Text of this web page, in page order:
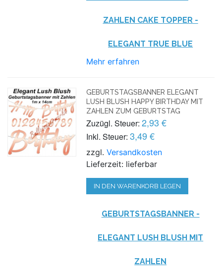
ZAHLEN CAKE TOPPER-
ELEGANT TRUE BLUE
Mehr erfahren
GEBURTSTAGSBANNER ELEGANT
LUSH BLUSH HAPPY BIRTHDAY MIT
ZAHLEN ZUM GEBURTSTAG
Zuzügl. Steuer: 2,93 €
Inkl. Steuer: 3,49 €
zzgl.Versandkosten
Lieferzeit: lieferbar
IN DEN WARENKORB LEGEN
GEBURTSTAGSBANNER -
ELEGANT LUSH BLUSH MIT
ZAHLEN